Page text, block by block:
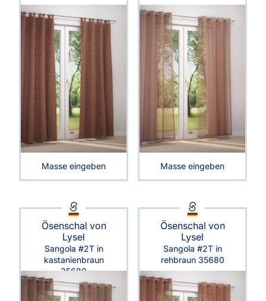
Masse eingeben Masse eingeben
Ösenschal von
Lysel
Sangola #2T in
kastanienbraun
35680
Ösenschal von
Lysel
Sangola #2T in
rehbraun 35680